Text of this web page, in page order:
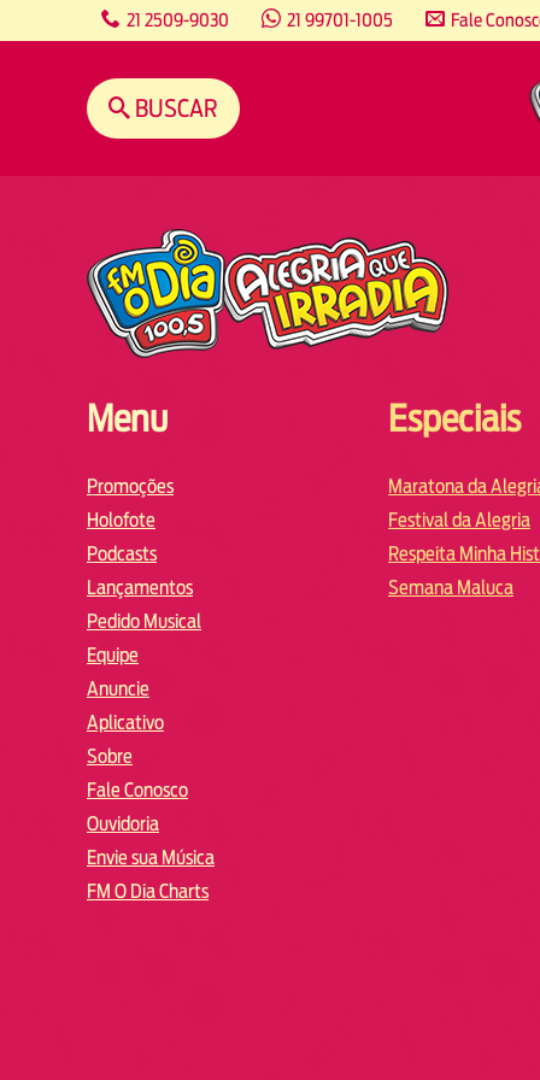
21 2509-9030 21 99701-1005 Fale
BUSCAR
Menu
Promoções
Holofote
Podcasts
Lançamentos
Pedido Musical
Equipe
Anuncie
Aplicativo
Sobre
Fale Conosco
Ouvidoria
Envie sua Música
FM O Dia Charts
Especiais
Maratona da
Festival da Alegria
Respeita Minha
Semana Maluca